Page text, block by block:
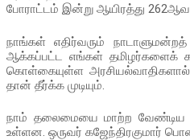
போராட்டம் இன்று ஆயிரத்து
நாங்கள் எதிர்வரும்
ஆக்கப்பட்ட எங்கள் தமிழர்களைக்
கொள்கையுள்ள அரசியல்வாதிகளால்
தான் தீர்க்க முடியும்.
நாம் தலைமையை மாற்ற வேண்டிய
உள்ளன. ஒருவர் கஜேந்திரகுமார்